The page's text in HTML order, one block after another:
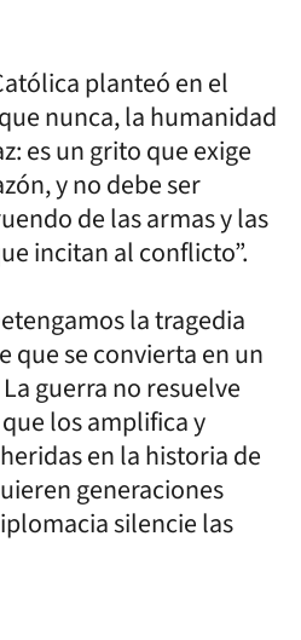
planteó en el
nunca, la humanidad
es un grito que exige
y no debe ser
de las armas y las
incitan al conflicto”.
la tragedia
que se convierta en un
guerra no resuelve
los amplifica y
en la historia de
generaciones
silencie las